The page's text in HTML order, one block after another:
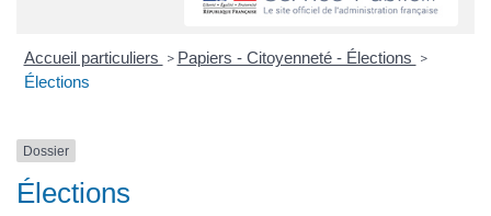
Accueil particuliers > Papiers - Citoyenneté - Élections >
Élections
Dossier
Élections